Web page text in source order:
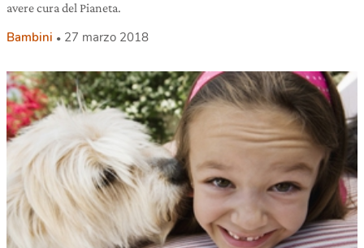
avere cura del Pianeta.
Bambini 27 marzo 2018